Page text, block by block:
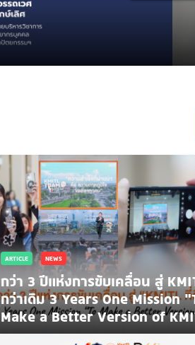
ARTICLE NEWS
กว่า 3 ปีแห่งการขับเคลื่อน สู่
กว่าเดิม 3 Years One Mission
Make a Better Version of